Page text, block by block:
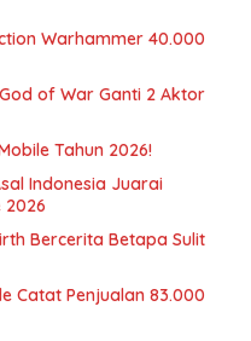
Warhammer 40.000
of War Ganti 2 Aktor
Tahun 2026!
Indonesia Juarai
Bercerita Betapa Sulit
Catat Penjualan 83.000